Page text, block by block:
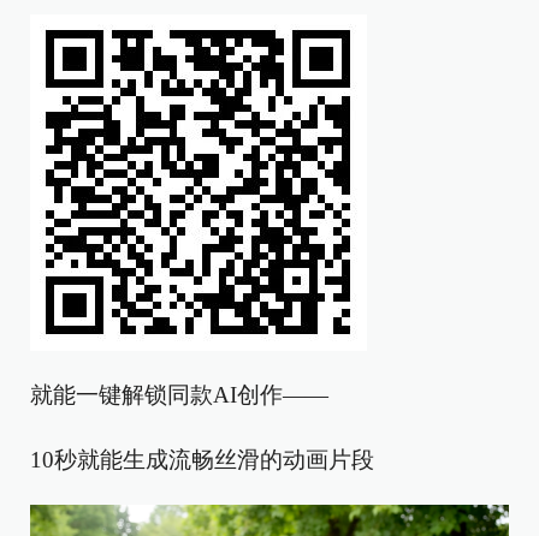
就能一键解锁同款AI创作——
10秒就能生成流畅丝滑的动画片段